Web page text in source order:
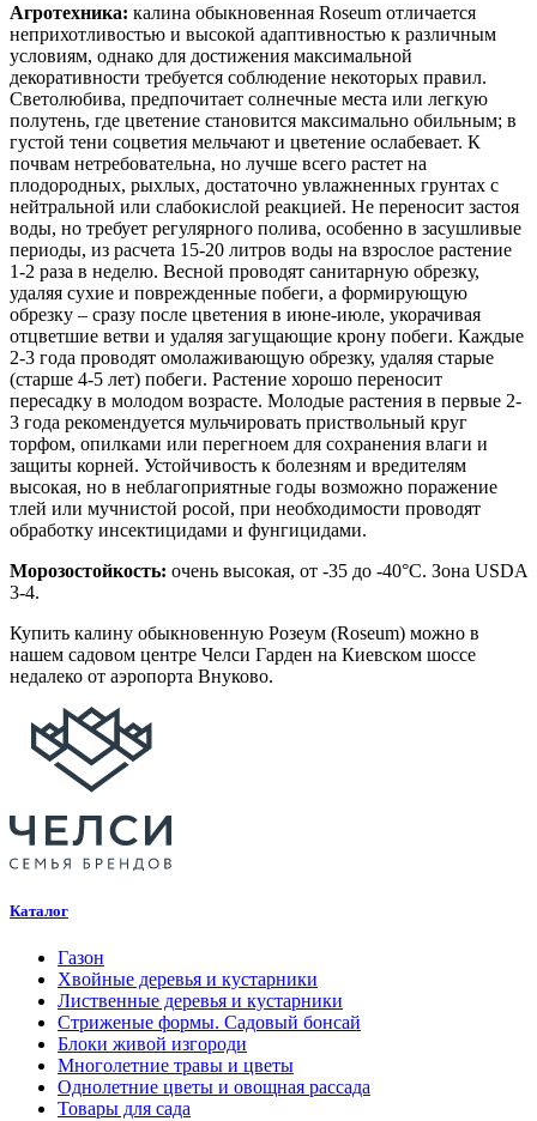
Агротехника: калина обыкновенная Roseum отличается
неприхотливостью и высокой адаптивностью к различным
условиям, однако для достижения максимальной
декоративности требуется соблюдение некоторых правил.
Светолюбива, предпочитает солнечные места или легкую
полутень, где цветение становится максимально обильным; в
густой тени соцветия мельчают и цветение ослабевает. К
почвам нетребовательна, но лучше всего растет на
плодородных, рыхлых, достаточно увлажненных грунтах с
нейтральной или слабокислой реакцией. Не переносит застоя
воды, но требует регулярного полива, особенно в засушливые
периоды, из расчета 15-20 литров воды на взрослое растение
1-2 раза в неделю. Весной проводят санитарную обрезку,
удаляя сухие и поврежденные побеги, а формирующую
обрезку – сразу после цветения в июне-июле, укорачивая
отцветшие ветви и удаляя загущающие крону побеги. Каждые
2-3 года проводят омолаживающую обрезку, удаляя старые
(старше 4-5 лет) побеги. Растение хорошо переносит
пересадку в молодом возрасте. Молодые растения в первые 2-
3 года рекомендуется мульчировать приствольный круг
торфом, опилками или перегноем для сохранения влаги и
защиты корней. Устойчивость к болезням и вредителям
высокая, но в неблагоприятные годы возможно поражение
тлей или мучнистой росой, при необходимости проводят
обработку инсектицидами и фунгицидами.
Морозостойкость: очень высокая, от -35 до -40°C. Зона USDA
3-4.
Купить калину обыкновенную Розеум (Roseum) можно в
нашем садовом центре Челси Гарден на Киевском шоссе
недалеко от аэропорта Внуково.
Каталог
Газон
Хвойные деревья и кустарники
Лиственные деревья и кустарники
Стриженые формы. Садовый бонсай
Блоки живой изгороди
Многолетние травы и цветы
Однолетние цветы и овощная рассада
Товары для сада